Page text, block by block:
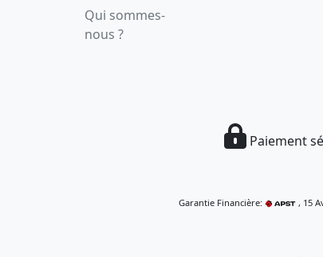
Qui sommes-
nous ?
Paiement
Garantie Financière:
, 15